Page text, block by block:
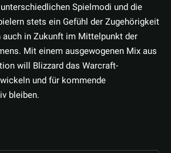
Spielmodi und die
stets ein Gefühl der Zugehörigkeit
in Zukunft im Mittelpunkt der
Mit einem ausgewogenen Mix aus
will Blizzard das Warcraft-
und für kommende
bleiben.